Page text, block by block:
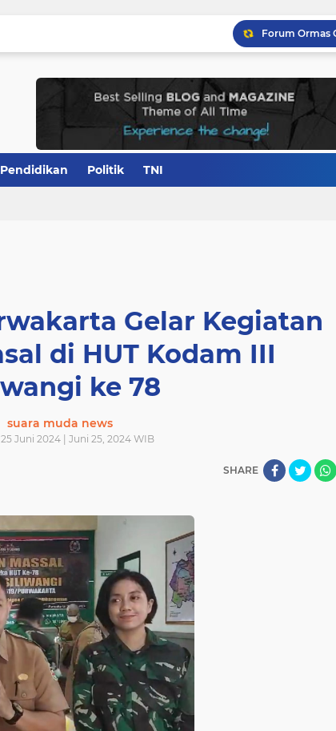
Pendidikan Politik TNI
Gelar Kegiatan
di HUT Kodam III
ke 78
suara muda news
25 Juni 2024 | Juni 25, 2024 WIB
SHARE